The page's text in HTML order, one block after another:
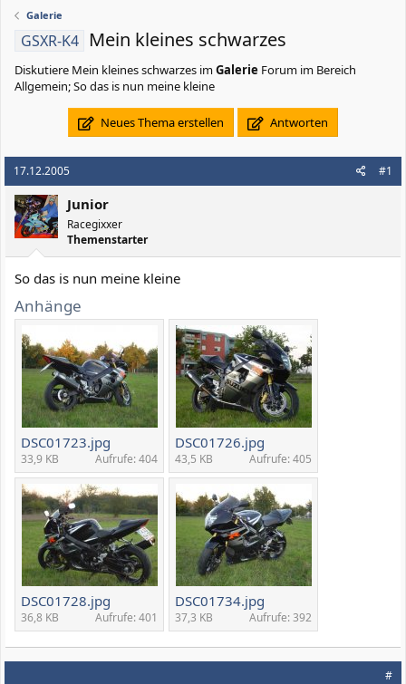
Galerie
GSXR-K4 Mein kleines schwarzes
Diskutiere Mein kleines schwarzes imGalerie Forum im Bereich
Allgemein; So das is nun meine kleine
Neues Thema erstellen Antworten
17.12.2005 #1
Junior
Racegixxer
Themenstarter
So das is nun meine kleine
Anhänge
DSC01723.jpg
33,9 KB Aufrufe: 404
DSC01726.jpg
43,5 KB Aufrufe: 405
DSC01728.jpg
36,8 KB Aufrufe: 401
DSC01734.jpg
37,3 KB Aufrufe: 392
#